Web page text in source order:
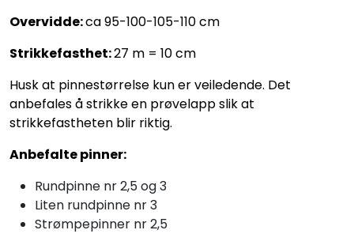
Overvidde:ca 95-100-105-110 cm
Strikkefasthet:27 m = 10 cm
Husk at pinnestørrelse kun er veiledende. Det
anbefales å strikke en prøvelapp slik at
strikkefastheten blir riktig.
Anbefalte pinner:
Rundpinne nr 2,5 og 3
Liten rundpinne nr 3
Strømpepinner nr 2,5